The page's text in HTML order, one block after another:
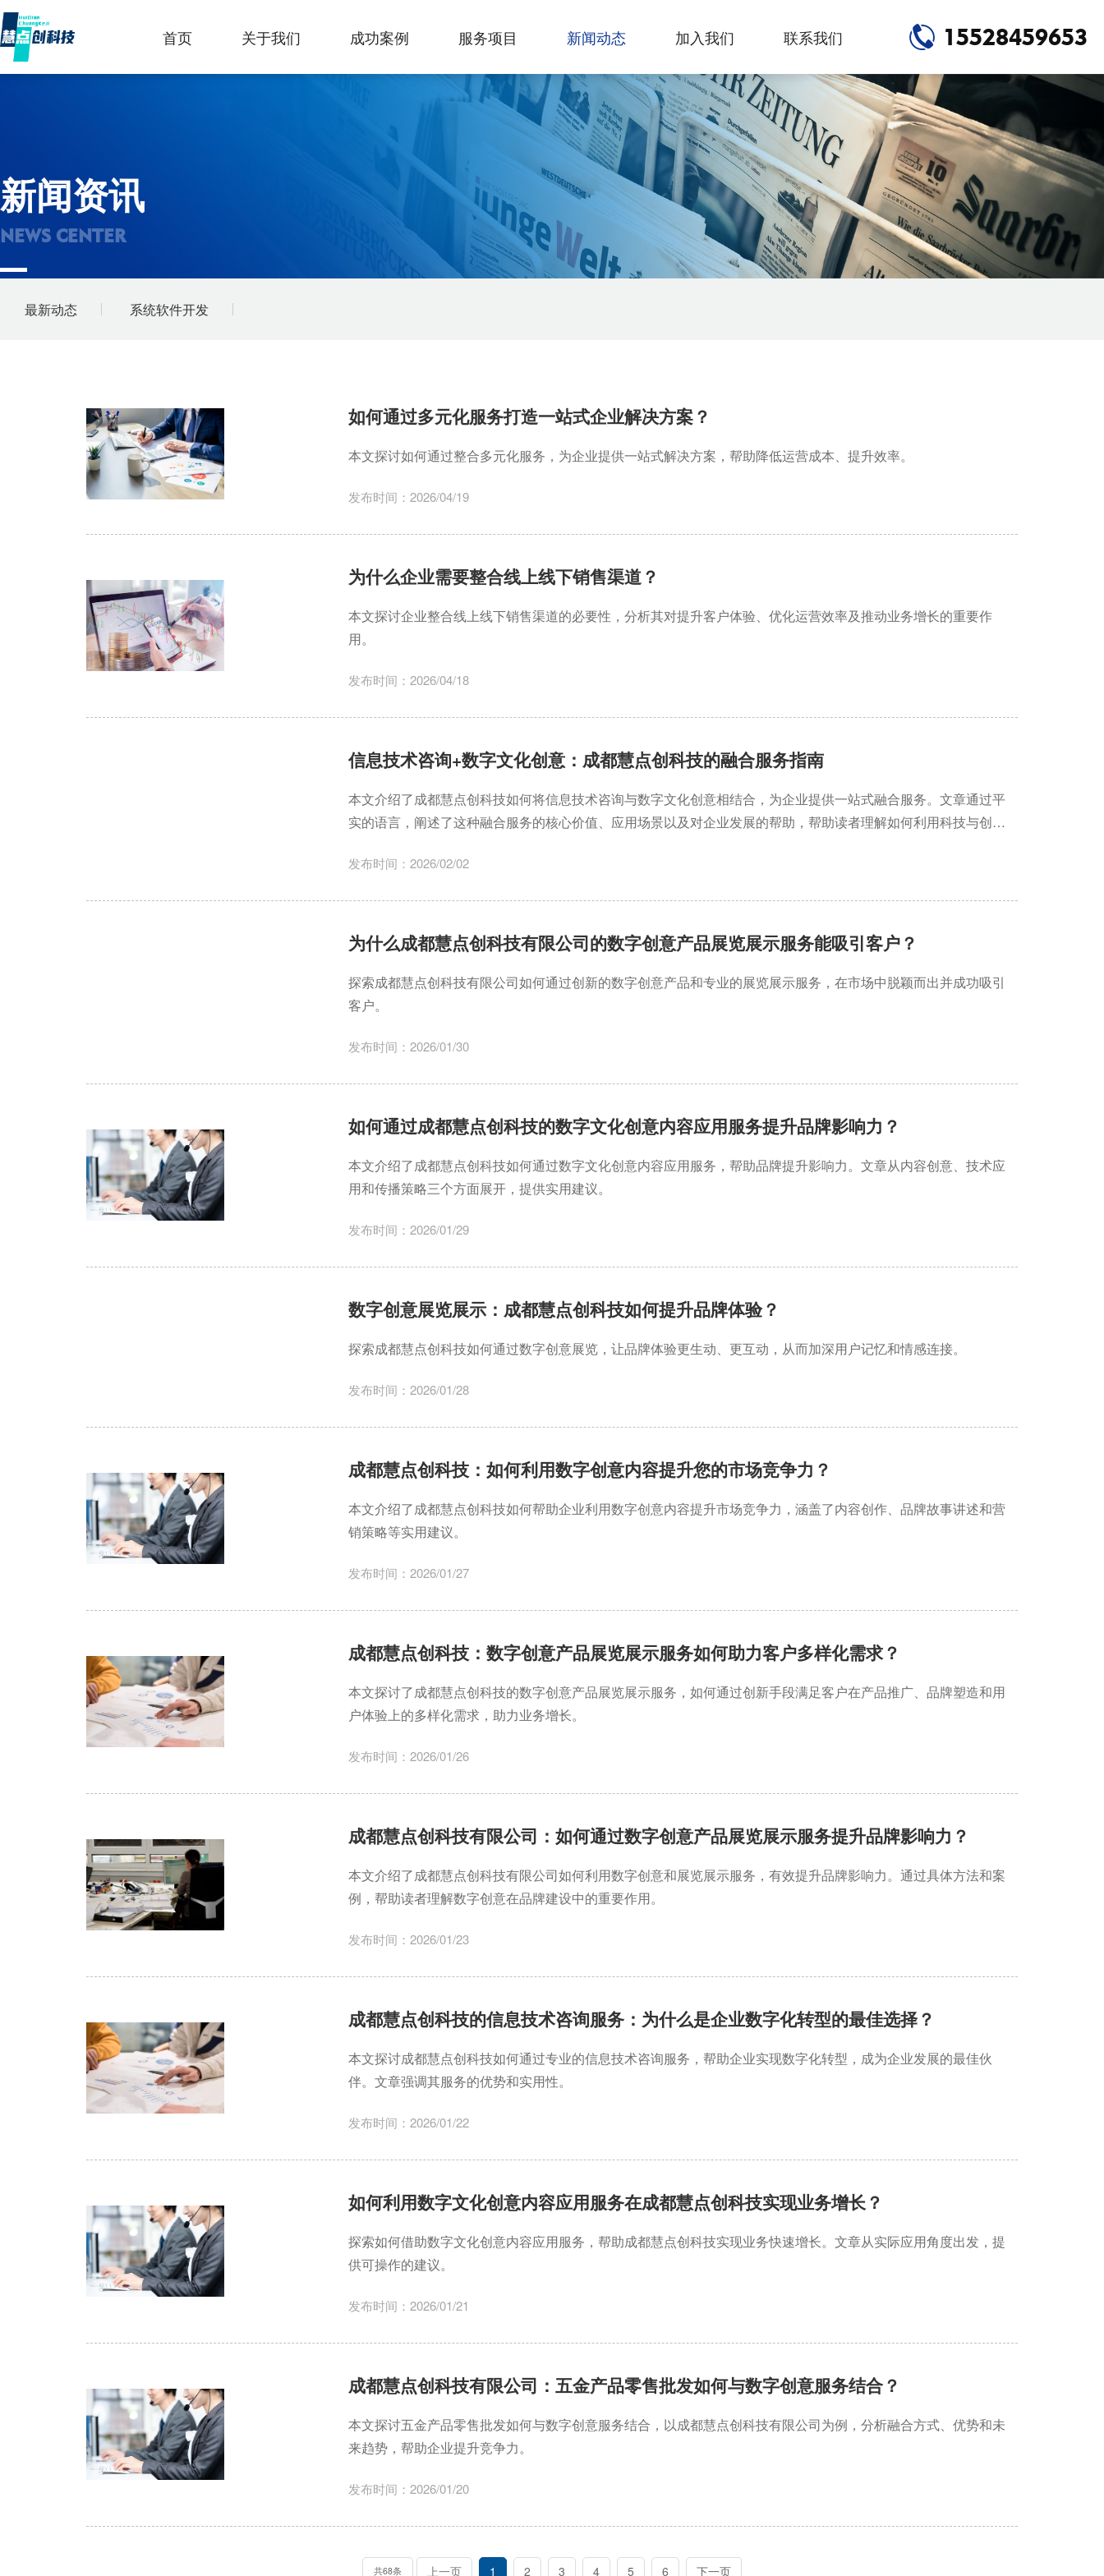
首页 关于我们 成功案例 服务项目 新闻动态 加入我们 联系我们 15528459653
新闻资讯
NEWS CENTER
最新动态 系统软件开发
如何通过多元化服务打造一站式企业解决方案？
本文探讨如何通过整合多元化服务，为企业提供一站式解决方案，帮助降低运营成本、提升效率。
发布时间：2026/04/19
为什么企业需要整合线上线下销售渠道？
本文探讨企业整合线上线下销售渠道的必要性，分析其对提升客户体验、优化运营效率及推动业务增长的重要作
用。
发布时间：2026/04/18
信息技术咨询+数字文化创意：成都慧点创科技的融合服务指南
本文介绍了成都慧点创科技如何将信息技术咨询与数字文化创意相结合，为企业提供一站式融合服务。文章通过平
实的语言，阐述了这种融合服务的核心价值、应用场景以及对企业发展的帮助，帮助读者理解如何利用科技与创意
发布时间：2026/02/02
为什么成都慧点创科技有限公司的数字创意产品展览展示服务能吸引客户？
探索成都慧点创科技有限公司如何通过创新的数字创意产品和专业的展览展示服务，在市场中脱颖而出并成功吸引
客户。
发布时间：2026/01/30
如何通过成都慧点创科技的数字文化创意内容应用服务提升品牌影响力？
本文介绍了成都慧点创科技如何通过数字文化创意内容应用服务，帮助品牌提升影响力。文章从内容创意、技术应
用和传播策略三个方面展开，提供实用建议。
发布时间：2026/01/29
数字创意展览展示：成都慧点创科技如何提升品牌体验？
探索成都慧点创科技如何通过数字创意展览，让品牌体验更生动、更互动，从而加深用户记忆和情感连接。
发布时间：2026/01/28
成都慧点创科技：如何利用数字创意内容提升您的市场竞争力？
本文介绍了成都慧点创科技如何帮助企业利用数字创意内容提升市场竞争力，涵盖了内容创作、品牌故事讲述和营
销策略等实用建议。
发布时间：2026/01/27
成都慧点创科技：数字创意产品展览展示服务如何助力客户多样化需求？
本文探讨了成都慧点创科技的数字创意产品展览展示服务，如何通过创新手段满足客户在产品推广、品牌塑造和用
户体验上的多样化需求，助力业务增长。
发布时间：2026/01/26
成都慧点创科技有限公司：如何通过数字创意产品展览展示服务提升品牌影响力？
本文介绍了成都慧点创科技有限公司如何利用数字创意和展览展示服务，有效提升品牌影响力。通过具体方法和案
例，帮助读者理解数字创意在品牌建设中的重要作用。
发布时间：2026/01/23
成都慧点创科技的信息技术咨询服务：为什么是企业数字化转型的最佳选择？
本文探讨成都慧点创科技如何通过专业的信息技术咨询服务，帮助企业实现数字化转型，成为企业发展的最佳伙
伴。文章强调其服务的优势和实用性。
发布时间：2026/01/22
如何利用数字文化创意内容应用服务在成都慧点创科技实现业务增长？
探索如何借助数字文化创意内容应用服务，帮助成都慧点创科技实现业务快速增长。文章从实际应用角度出发，提
供可操作的建议。
发布时间：2026/01/21
成都慧点创科技有限公司：五金产品零售批发如何与数字创意服务结合？
本文探讨五金产品零售批发如何与数字创意服务结合，以成都慧点创科技有限公司为例，分析融合方式、优势和未
来趋势，帮助企业提升竞争力。
发布时间：2026/01/20
共68条 上一页 1 2 3 4 5 6 下一页